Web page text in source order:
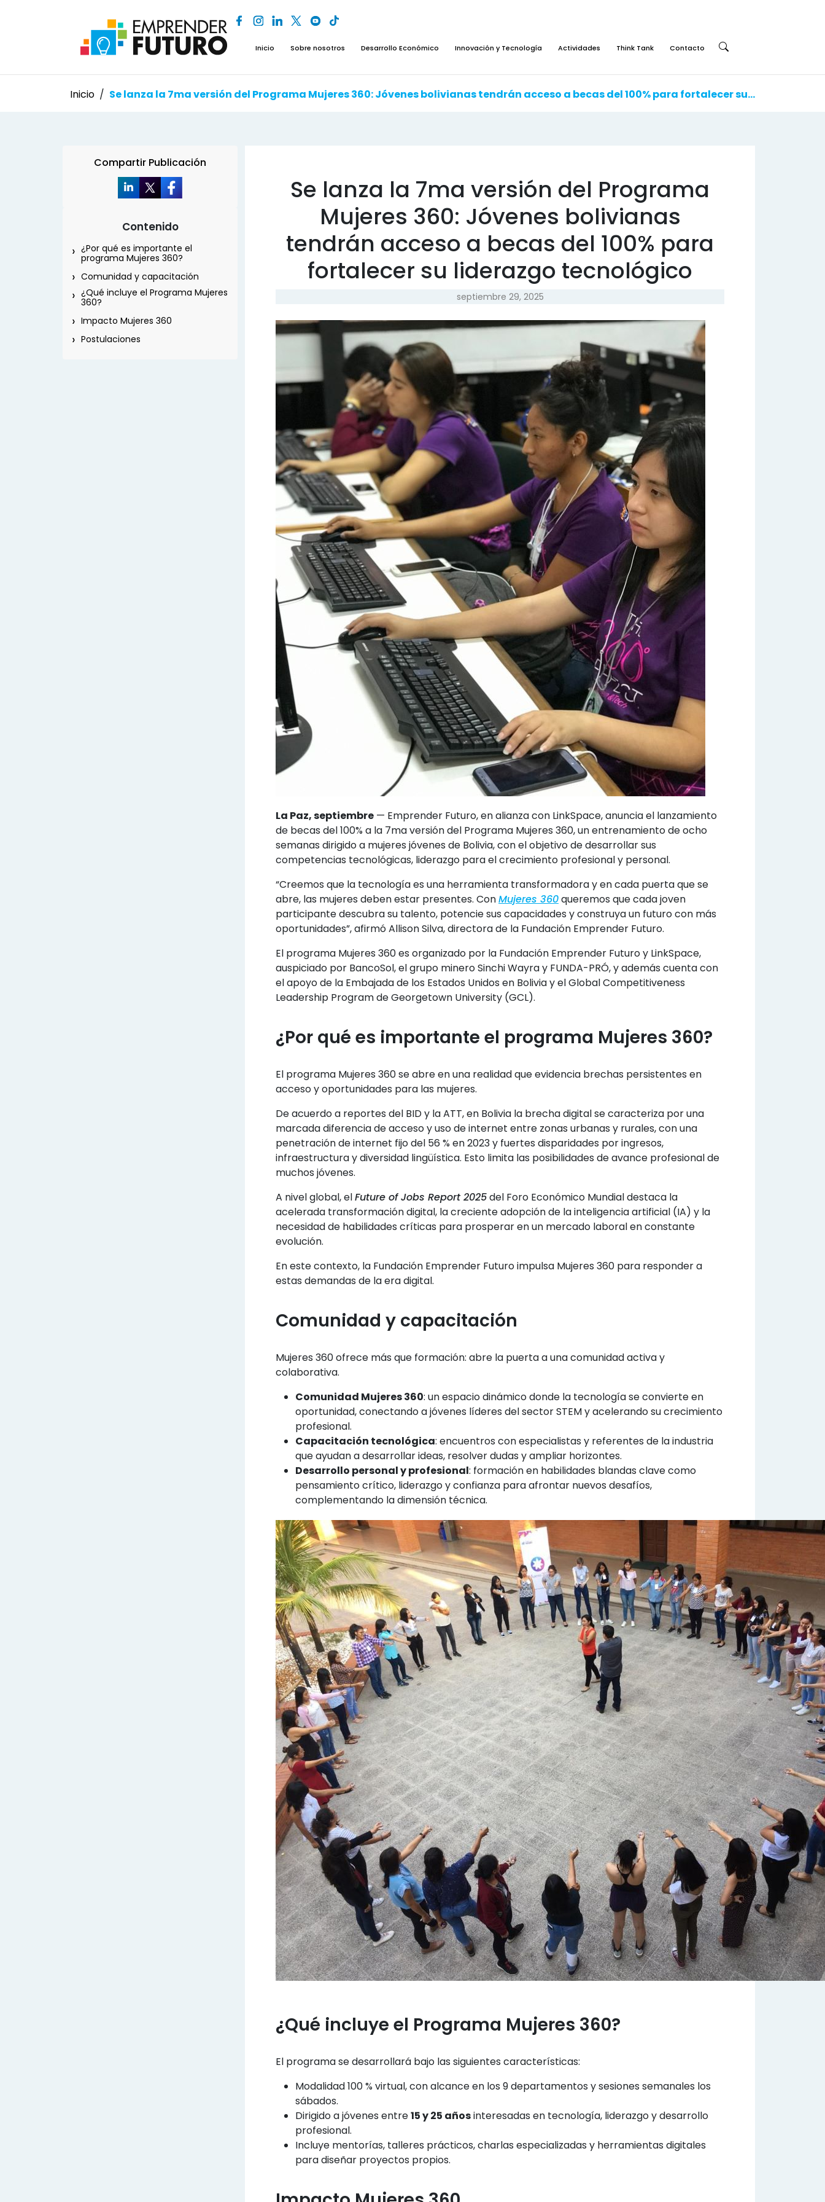
Inicio Sobre nosotros Desarrollo Económico Innovación y Tecnología Actividades Think Tank Contacto
Inicio / Se lanza la 7ma versión del Programa Mujeres 360: Jóvenes bolivianas tendrán acceso a becas del 100% para fortalecer su liderazgo tecnológico
Compartir Publicación
Contenido
¿Por qué es importante el
programa Mujeres 360?
Comunidad y capacitación
¿Qué incluye el Programa Mujeres
360?
Impacto Mujeres 360
Postulaciones
Se lanza la 7ma versión del Programa
Mujeres 360: Jóvenes bolivianas
tendrán acceso a becas del 100% para
fortalecer su liderazgo tecnológico
septiembre 29, 2025
La Paz, septiembre — Emprender Futuro, en alianza con LinkSpace, anuncia el lanzamiento
de becas del 100% a la 7ma versión del Programa Mujeres 360, un entrenamiento de ocho
semanas dirigido a mujeres jóvenes de Bolivia, con el objetivo de desarrollar sus
competencias tecnológicas, liderazgo para el crecimiento profesional y personal.
“Creemos que la tecnología es una herramienta transformadora y en cada puerta que se
abre, las mujeres deben estar presentes. ConMujeres 360queremos que cada joven
participante descubra su talento, potencie sus capacidades y construya un futuro con más
oportunidades”, afirmó Allison Silva, directora de la Fundación Emprender Futuro.
El programa Mujeres 360 es organizado por la Fundación Emprender Futuro y LinkSpace,
auspiciado por BancoSol, el grupo mineroSinchi Wayray FUNDA-PRÓ, y además cuenta con
el apoyo de la Embajada de los Estados Unidos en Bolivia y el Global Competitiveness
Leadership Program de Georgetown University (GCL).
¿Por qué es importante el programa Mujeres 360?
El programa Mujeres 360 se abre en una realidad que evidencia brechas persistentes en
acceso y oportunidades para las mujeres.
De acuerdo a reportes del BID y la ATT, en Bolivia la brecha digital se caracteriza por una
marcada diferencia de acceso y uso de internet entre zonas urbanas y rurales, con una
penetración de internet fijo del 56 % en 2023 y fuertes disparidades por ingresos,
infraestructura y diversidad lingüística. Esto limita las posibilidades de avance profesional de
muchos jóvenes.
A nivel global, elFuture of Jobs Report 2025del Foro Económico Mundial destaca la
acelerada transformación digital, la creciente adopción de la inteligencia artificial (IA) y la
necesidad de habilidades críticas para prosperar en un mercado laboral en constante
evolución.
En este contexto, la Fundación Emprender Futuro impulsa Mujeres 360 para responder a
estas demandas de la era digital.
Comunidad y capacitación
Mujeres 360 ofrece más que formación: abre la puerta a una comunidad activa y
colaborativa.
Comunidad Mujeres 360: un espacio dinámico donde la tecnología se convierte en
oportunidad, conectando a jóvenes líderes del sector STEM y acelerando su crecimiento
profesional.
Capacitación tecnológica: encuentros con especialistas y referentes de la industria
que ayudan a desarrollar ideas, resolver dudas y ampliar horizontes.
Desarrollo personal y profesional: formación en habilidades blandas clave como
pensamiento crítico, liderazgo y confianza para afrontar nuevos desafíos,
complementando la dimensión técnica.
¿Qué incluye el Programa Mujeres 360?
El programa se desarrollará bajo las siguientes características:
Modalidad 100 % virtual, con alcance en los 9 departamentos y sesiones semanales los
sábados.
Dirigido a jóvenes entre15 y 25 añosinteresadas en tecnología, liderazgo y desarrollo
profesional.
Incluye mentorías, talleres prácticos, charlas especializadas y herramientas digitales
para diseñar proyectos propios.